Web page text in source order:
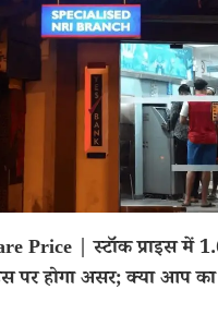
Price | स्टॉक प्राइस में
पर होगा असर; क्या आप